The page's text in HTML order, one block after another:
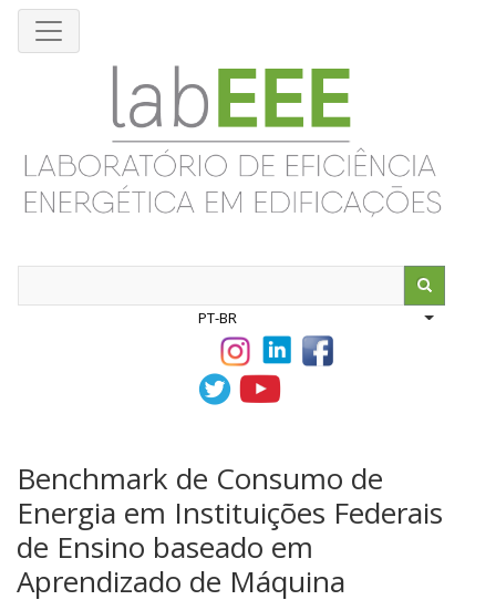
Pular
PT-BR
List
Benchmark de Consumo de
Energia em Instituições Federais
de Ensino baseado em
Aprendizado de Máquina